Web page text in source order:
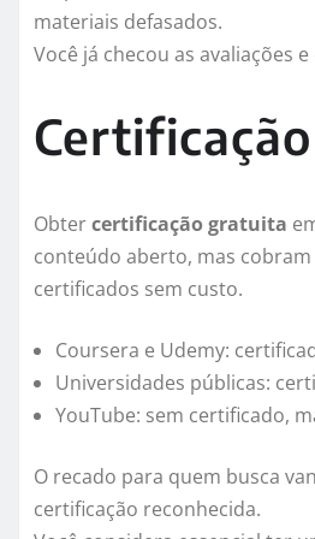
materiais defasados.
Você já checou as avaliações
Obtercertificação gratuita
conteúdo aberto, mas
certificados sem custo.
Coursera e Udemy:
Universidades públicas:
YouTube: sem certificado,
O recado para quem busca
certificação reconhecida.